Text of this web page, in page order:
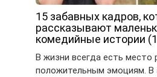
15 забавных кадров,
рассказывают
комедийные истории
В жизни всегда есть место
положительным эмоциям. В